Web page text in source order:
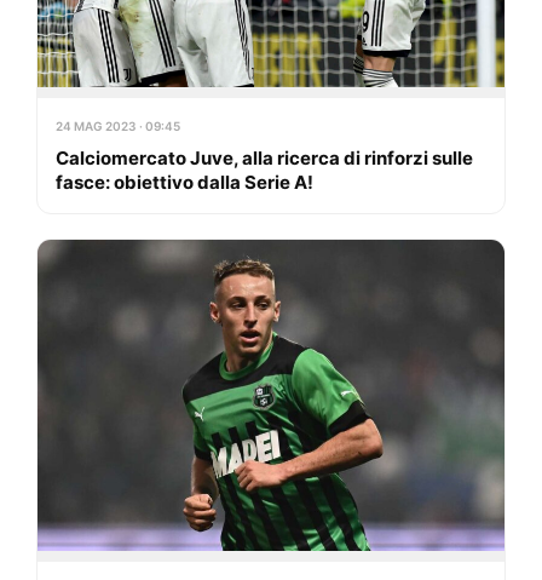
24 MAG 2023 · 09:45
Calciomercato Juve, alla ricerca di rinforzi sulle
fasce: obiettivo dalla Serie A!